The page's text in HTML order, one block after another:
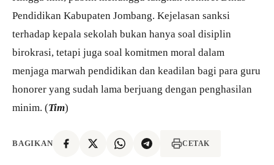
Pendidikan Kabupaten Jombang. Kejelasan sanksi
terhadap kepala sekolah bukan hanya soal disiplin
birokrasi, tetapi juga soal komitmen moral dalam
menjaga marwah pendidikan dan keadilan bagi para guru
honorer yang sudah lama berjuang dengan penghasilan
minim. (Tim)
BAGIKAN CETAK